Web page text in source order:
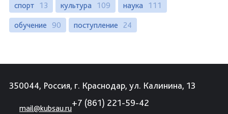
спорт 13 культура 109 наука 111
обучение 90 поступление 24
350044, Россия, г. Краснодар, ул. Калинина, 13
mail@kubsau.ru
+7 (861) 221-59-42